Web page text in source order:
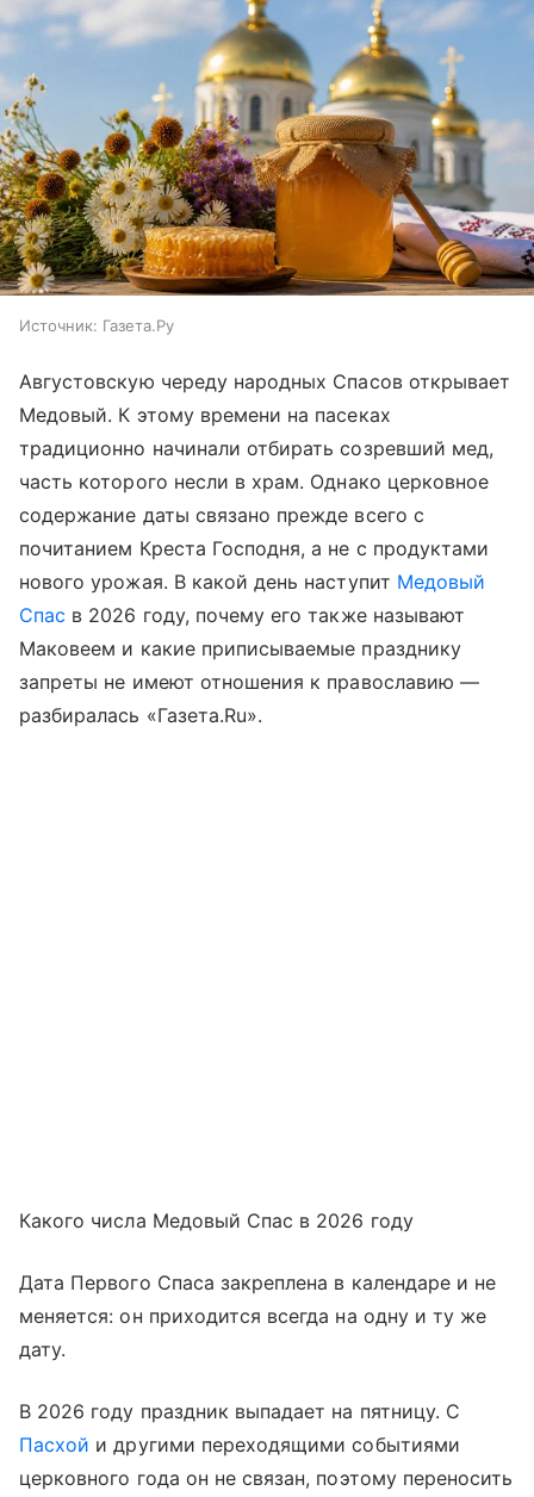
Источник: Газета.Ру
Августовскую череду народных Спасов открывает
Медовый. К этому времени на пасеках
традиционно начинали отбирать созревший мед,
часть которого несли в храм. Однако церковное
содержание даты связано прежде всего с
почитанием Креста Господня, а не с продуктами
нового урожая. В какой день наступит Медовый
Спас в 2026 году, почему его также называют
Маковеем и какие приписываемые празднику
запреты не имеют отношения к православию —
разбиралась «Газета.Ru».
Какого числа Медовый Спас в 2026 году
Дата Первого Спаса закреплена в календаре и не
меняется: он приходится всегда на одну и ту же
дату.
В 2026 году праздник выпадает на пятницу. С
Пасхой и другими переходящими событиями
церковного года он не связан, поэтому переносить